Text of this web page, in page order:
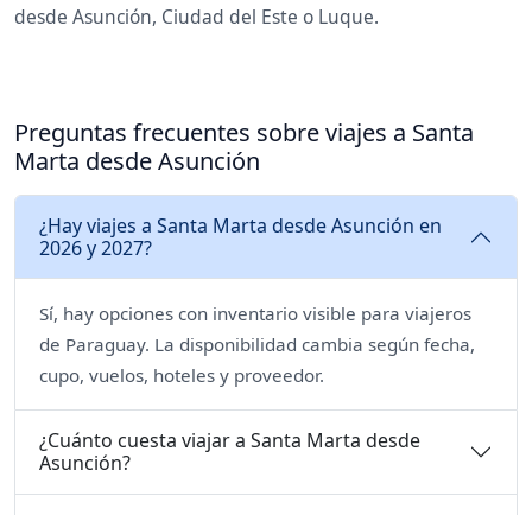
desde Asunción, Ciudad del Este o Luque.
Preguntas frecuentes sobre viajes a Santa
Marta desde Asunción
¿Hay viajes a Santa Marta desde Asunción en
2026 y 2027?
Sí, hay opciones con inventario visible para viajeros
de Paraguay. La disponibilidad cambia según fecha,
cupo, vuelos, hoteles y proveedor.
¿Cuánto cuesta viajar a Santa Marta desde
Asunción?